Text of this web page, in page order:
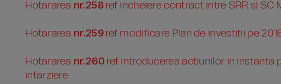
Hotararea nr.258ref incheiere contract intre SRR si SC
Hotararea nr.259 ref modificare Plan de investitii pe
Hotararea nr.260 ref introducerea actiunilor in instanta
intarziere